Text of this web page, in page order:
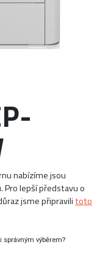
nabízíme jsou
Pro lepší představu o
jsme připravilitoto
správným výběrem?